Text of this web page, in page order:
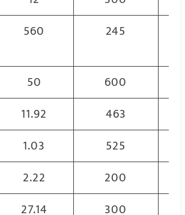
560 245
50
600
11.92
463
1.03
525
2.22
200
27.14
300